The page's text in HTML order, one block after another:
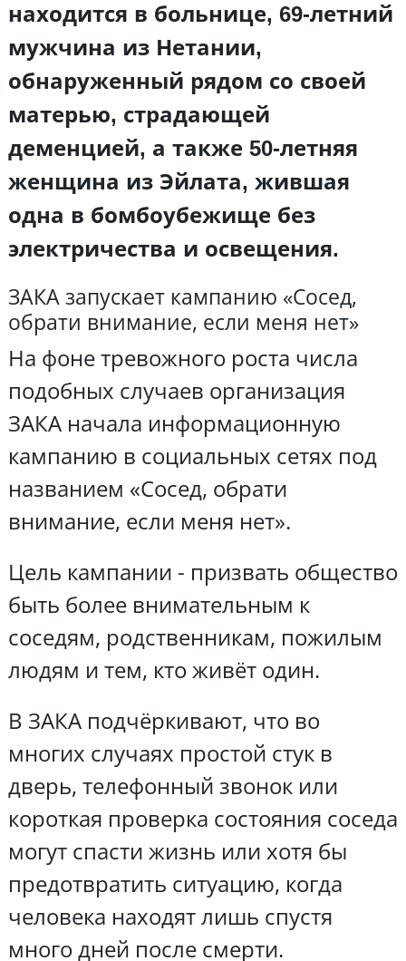
находится в больнице, 69-летний
мужчина из Нетании,
обнаруженный рядом со своей
матерью, страдающей
деменцией, а также 50-летняя
женщина из Эйлата, жившая
одна в бомбоубежище без
электричества и освещения.
ЗАКА запускает кампанию «Сосед,
обрати внимание, если меня нет»
На фоне тревожного роста числа
подобных случаев организация
ЗАКА начала информационную
кампанию в социальных сетях под
названием «Сосед, обрати
внимание, если меня нет».
Цель кампании - призвать общество
быть более внимательным к
соседям, родственникам, пожилым
людям и тем, кто живёт один.
В ЗАКА подчёркивают, что во
многих случаях простой стук в
дверь, телефонный звонок или
короткая проверка состояния соседа
могут спасти жизнь или хотя бы
предотвратить ситуацию, когда
человека находят лишь спустя
много дней после смерти.